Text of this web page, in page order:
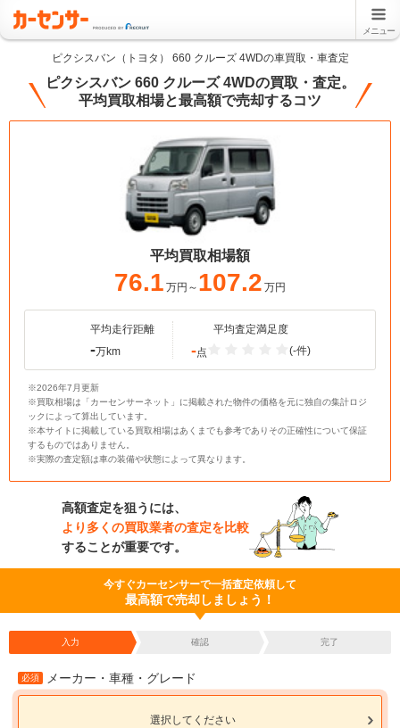
メニュー
ピクシスバン（トヨタ） 660 クルーズ 4WDの車買取・車査定
ピクシスバン 660 クルーズ 4WDの買取・査定。
平均買取相場と最高額で売却するコツ
平均買取相場額
76.1 万円～ 107.2 万円
平均走行距離
-万km
平均査定満足度
-点 (-件)
※2026年7月更新
※買取相場は「カーセンサーネット」に掲載された物件の価格を元に独自の集計ロジ
ックによって算出しています。
※本サイトに掲載している買取相場はあくまでも参考でありその正確性について保証
するものではありません。
※実際の査定額は車の装備や状態によって異なります。
高額査定を狙うには、
より多くの買取業者の査定を比較
することが重要です。
今すぐカーセンサーで一括査定依頼して
最高額で売却しましょう！
入力 確認 完了
必須 メーカー・車種・グレード
選択してください